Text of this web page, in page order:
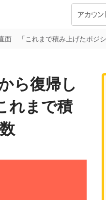
ラーニングプラットフォーム
データセンター
深掘り解説する、実践に役立つナ
料金など、多く寄せられるご質問に
アカウ
面 「これまで積み上げたポジ
ら復帰し
れまで積